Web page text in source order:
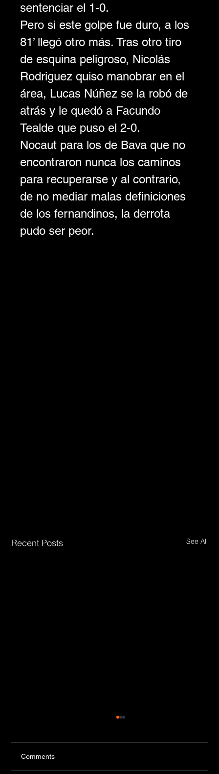
sentenciar el 1-0.
Pero si este golpe fue duro, a los
81’ llegó otro más. Tras otro tiro
de esquina peligroso, Nicolás
Rodriguez quiso manobrar en el
área, Lucas Núñez se la robó de
atrás y le quedó a Facundo
Tealde que puso el 2-0.
Nocaut para los de Bava que no
encontraron nunca los caminos
para recuperarse y al contrario,
de no mediar malas definiciones
de los fernandinos, la derrota
pudo ser peor.
Recent Posts See All
Comments